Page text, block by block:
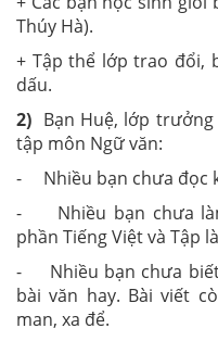
Thúy Hà).
+ Tập thể lớp trao đổi,
dấu.
2) Bạn Huệ, lớp
tập môn Ngữ văn:
- Nhiều bạn chưa đọc
- Nhiều bạn chưa
phần Tiếng Việt và Tập
- Nhiều bạn chưa biết
bài văn hay. Bài viết
man, xa để.